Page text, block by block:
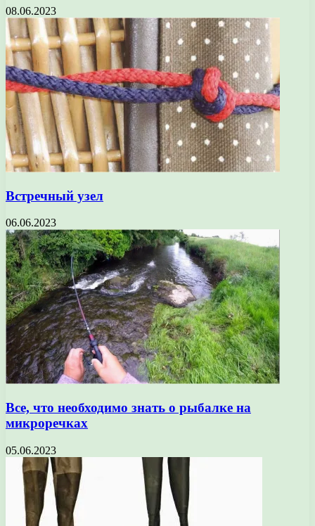
08.06.2023
Встречный узел
06.06.2023
Все, что необходимо знать о рыбалке на
микроречках
05.06.2023